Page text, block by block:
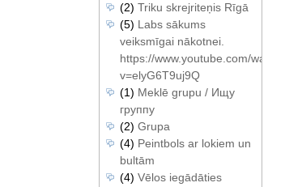
(2) Triku skrejriteņis Rīgā
(5) Labs sākums
veiksmīgai nākotnei.
https://www.youtube.com/watch?
v=elyG6T9uj9Q
(1) Meklē grupu / Ищу
группу
(2) Grupa
(4) Peintbols ar lokiem un
bultām
(4) Vēlos iegādāties